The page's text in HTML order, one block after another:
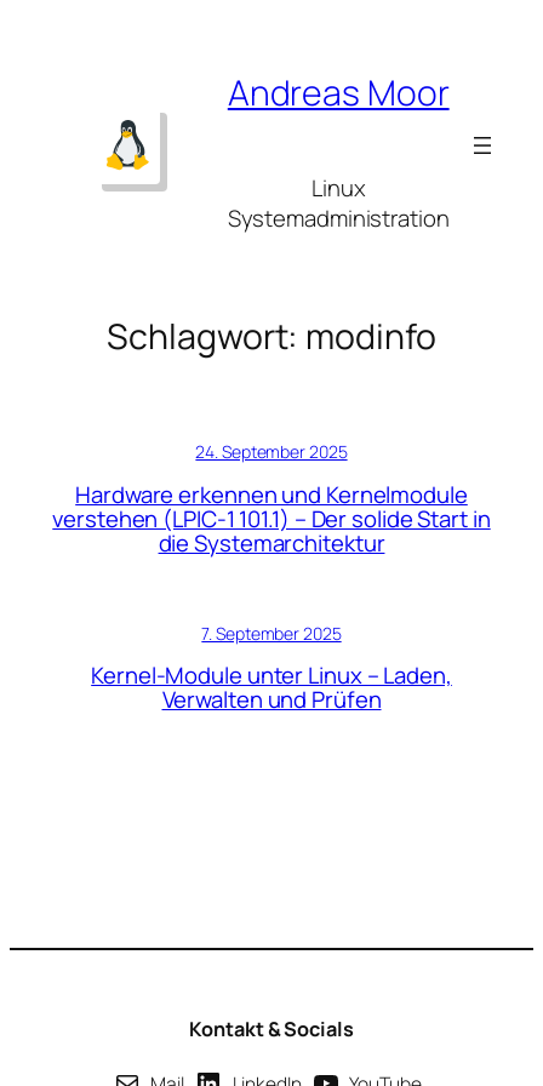
Andreas Moor
Linux
Systemadministration
Schlagwort: modinfo
24. September 2025
Hardware erkennen und Kernelmodule
verstehen (LPIC-1 101.1) – Der solide Start in
die Systemarchitektur
7. September 2025
Kernel-Module unter Linux – Laden,
Verwalten und Prüfen
Kontakt & Socials